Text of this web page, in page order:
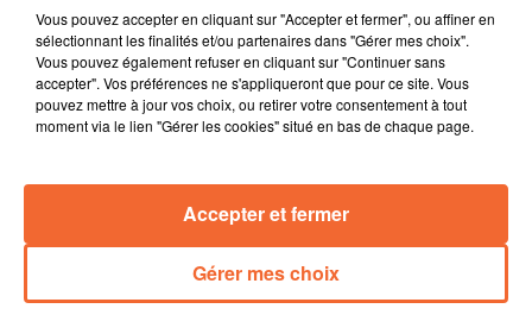
des solidarités notamment pour un concert d'exeption
ce samedi soir au Breuil Bernard ( photo ).
Les motards de l'association mauléonaise " Les félés
des 2 roues " mobilisés le week-end des 30 novembre
et 01 décembre pour une petite fille atteinte d'un
Vous pouvez accepter en cliquant sur "Accepter et fermer", ou affiner en
sélectionnant les finalités et/ou partenaires dans "Gérer mes choix".
Vous pouvez également refuser en cliquant sur "Continuer sans
accepter". Vos préférences ne s'appliqueront que pour ce site. Vous
pouvez mettre à jour vos choix, ou retirer votre consentement à tout
moment via le lien "Gérer les cookies" situé en bas de chaque page.
Gérer mes choix
Accepter et fermer